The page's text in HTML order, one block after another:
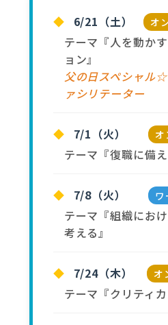
◆ 6/21（土） オ
テーマ『人を動か
ョン』
父の日スペシャル
ァシリテーター
◆ 7/1（火） オ
テーマ『復職に備
◆ 7/8（火） ワ
テーマ『組織にお
考える』
◆ 7/24（木） オ
テーマ『クリティカ